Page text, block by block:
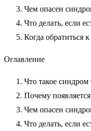
Чем опасен
Что делать, если
Когда обратиться
Оглавление
Что такое синдром
Почему
Чем опасен
Что делать, если